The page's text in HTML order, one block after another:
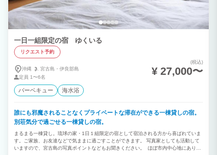
一日一組限定の宿 ゆくいる
リクエスト予約
沖縄 宮古島・ 伊良部島
定員 1〜6名
(税込)
¥ 27,000〜
バーベキュー 海水浴
誰にも邪魔されることなくプライベートな滞在ができる一棟貸しの宿。
別荘気分で過ごせる一棟貸しの宿。
まるまる一棟貸し。琉球の家・1日１組限定の宿として宿泊される方から喜ばれていま
す。ご家族、お友達などで気ままに過ごすことができます。 写真家としても活動して
いますので、宮古島の写真ポイントなどもお聞きください。 ほぼ市内中心地にありお